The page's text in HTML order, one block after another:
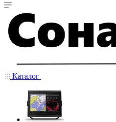
Каталог